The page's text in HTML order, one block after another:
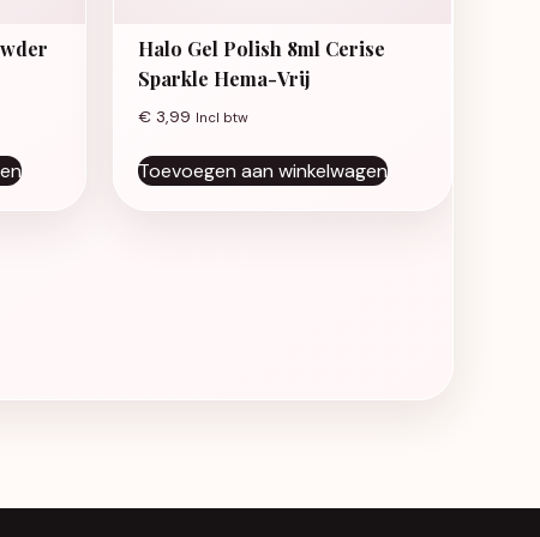
€ 4,19.
3,03.
Halo Gel Polish 8ml Cerise
Sparkle Hema-Vrij
€ 3,99 Incl btw
Toevoegen aan winkelwagen